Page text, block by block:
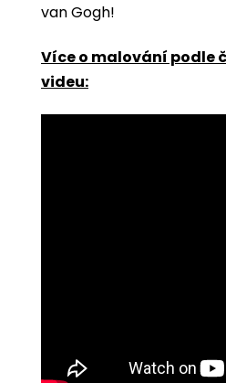
van Gogh!
Více o malování podle
videu: